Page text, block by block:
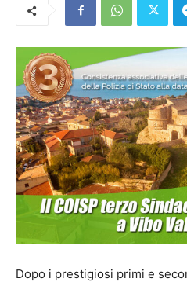
Dopo i prestigiosi primi e